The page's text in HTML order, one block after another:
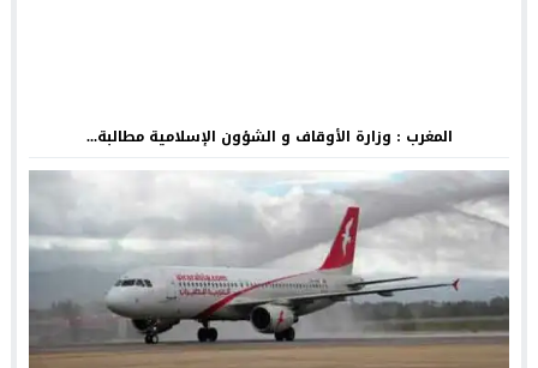
المغرب : وزارة الأوقاف و الشؤون الإسلامية مطالبة...